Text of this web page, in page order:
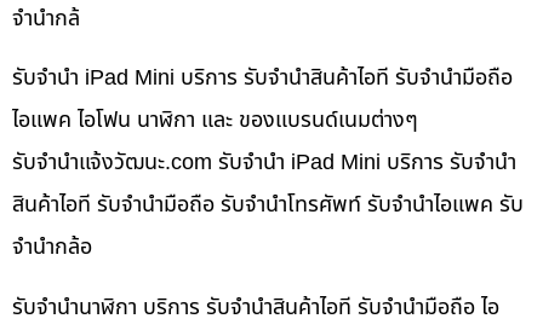
จำนำกล้
รับจำนำ iPad Mini บริการ รับจำนำสินค้าไอที รับจำนำมือถือ
ไอแพค ไอโฟน นาฬิกา และ ของแบรนด์เนมต่างๆ
รับจํานําแจ้งวัฒนะ.com รับจำนำ iPad Mini บริการ รับจำนำ
สินค้าไอที รับจำนำมือถือ รับจำนำโทรศัพท์ รับจำนำไอแพค รับ
จำนำกล้อ
รับจำนำนาฬิกา บริการ รับจำนำสินค้าไอที รับจำนำมือถือ ไอ